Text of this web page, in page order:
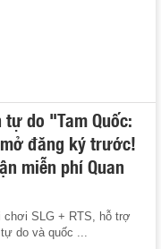
tự do "Tam Quốc:
đăng ký trước!
miễn phí Quan
chơi SLG + RTS, hỗ trợ
tự do và quốc ...